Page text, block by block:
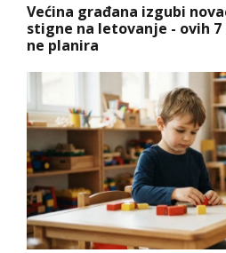
Većina građana izgubi
stigne na letovanje - ovih
ne planira